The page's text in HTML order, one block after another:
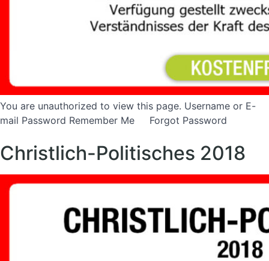
You are unauthorized to view this page. Username or E-
mail Password Remember Me Forgot Password
Christlich-Politisches 2018